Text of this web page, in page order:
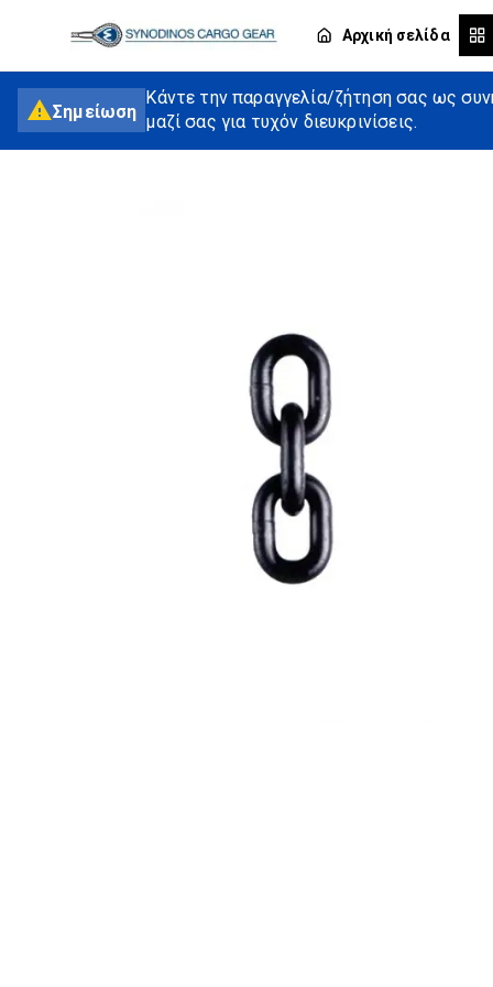
Αρχική σελίδα
Σημείωση
Κάντε την παραγγελία/ζήτηση σας ως
μαζί σας για τυχόν διευκρινίσεις.